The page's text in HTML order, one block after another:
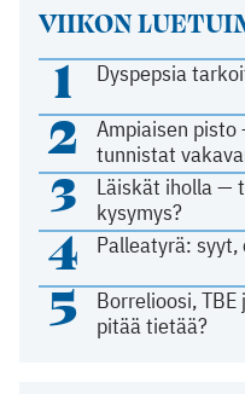
VIIKON
1 Dyspepsia
2
Ampiaisen
tunnistat
3
Läiskät iholla —
kysymys?
4 Palleatyrä:
5
Borrelioosi,
pitää tietää?